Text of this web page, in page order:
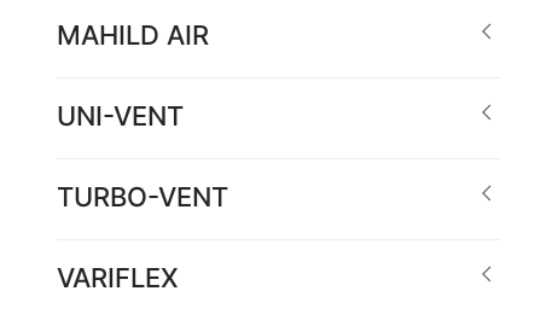
MAHILD AIR
UNI-VENT
TURBO-VENT
VARIFLEX